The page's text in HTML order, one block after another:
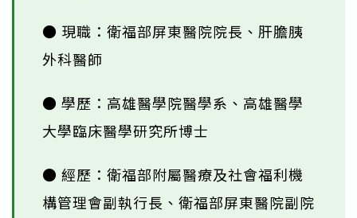
● 現職：衛福部屏東醫院院長、肝膽胰
外科醫師
● 學歷：高雄醫學院醫學系、高雄醫學
大學臨床醫學研究所博士
● 經歷：衛福部附屬醫療及社會福利機
構管理會副執行長、衛福部屏東醫院副院